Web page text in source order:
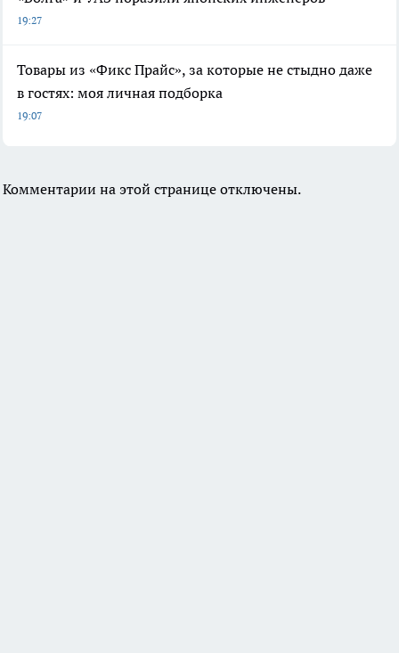
19:27
Товары из «Фикс Прайс», за которые не стыдно даже
в гостях: моя личная подборка
19:07
Комментарии на этой странице отключены.